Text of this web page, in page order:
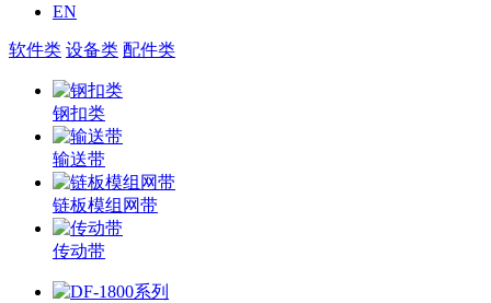
EN
软件类 设备类 配件类
钢扣类
输送带
链板模组网带
传动带